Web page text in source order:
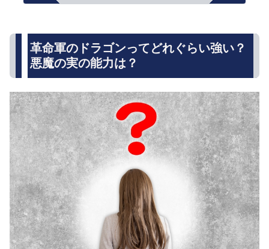
革命軍のドラゴンってどれぐらい強い？
悪魔の実の能力は？